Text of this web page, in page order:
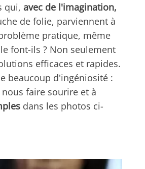
qui, avec de l'imagination,
de folie, parviennent à
pratique, même
font-ils ? Non seulement
efficaces et rapides.
beaucoup d'ingéniosité :
faire sourire et à
dans les photos ci-